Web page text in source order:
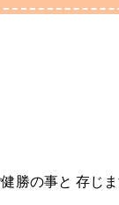
勝の事と 存じ